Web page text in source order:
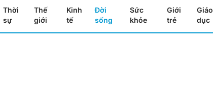
Thời
sự
Thế
giới
Kinh
tế
Đời
sống
Sức
khỏe
Giới
trẻ
Giáo
dục